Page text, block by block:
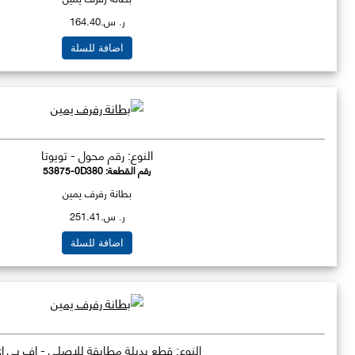
ر. س.164.40
اضافة للسلة
النوع: رقم محول - تويوتا
رقم القطعة:53875-0D380
بطانة رفرف يمين
ر. س.251.41
اضافة للسلة
النوع: قطع بديلة مطابقة للاصلي - اف بي